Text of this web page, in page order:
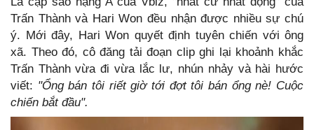
Trấn Thành và Hari Won đều nhận được nhiều sự chú
ý. Mới đây, Hari Won quyết định tuyên chiến với ông
xã. Theo đó, cô đăng tải đoạn clip ghi lại khoảnh khắc
Trấn Thành vừa đi vừa lắc lư, nhún nhảy và hài hước
viết: "Ổng bán tôi riết giờ tới đợt tôi bán ổng nè! Cuộc
chiến bắt đầu".